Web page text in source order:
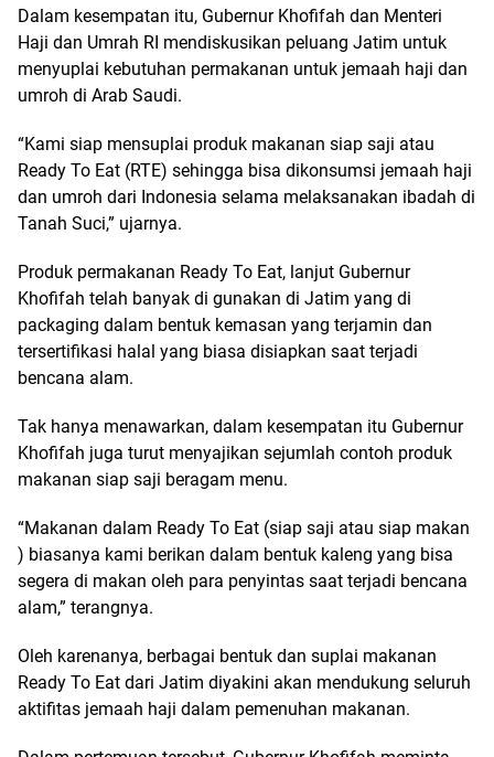
Dalam kesempatan itu, Gubernur Khofifah dan Menteri
Haji dan Umrah RI mendiskusikan peluang Jatim untuk
menyuplai kebutuhan permakanan untuk jemaah haji dan
umroh di Arab Saudi.
“Kami siap mensuplai produk makanan siap saji atau
Ready To Eat (RTE) sehingga bisa dikonsumsi jemaah haji
dan umroh dari Indonesia selama melaksanakan ibadah di
Tanah Suci,” ujarnya.
Produk permakanan Ready To Eat, lanjut Gubernur
Khofifah telah banyak di gunakan di Jatim yang di
packaging dalam bentuk kemasan yang terjamin dan
tersertifikasi halal yang biasa disiapkan saat terjadi
bencana alam.
Tak hanya menawarkan, dalam kesempatan itu Gubernur
Khofifah juga turut menyajikan sejumlah contoh produk
makanan siap saji beragam menu.
“Makanan dalam Ready To Eat (siap saji atau siap makan
) biasanya kami berikan dalam bentuk kaleng yang bisa
segera di makan oleh para penyintas saat terjadi bencana
alam,” terangnya.
Oleh karenanya, berbagai bentuk dan suplai makanan
Ready To Eat dari Jatim diyakini akan mendukung seluruh
aktifitas jemaah haji dalam pemenuhan makanan.